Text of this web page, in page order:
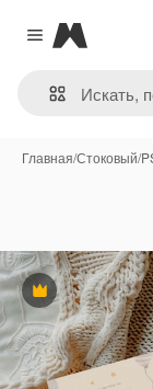
Close menu
Magnific
Главная/Стоковый/
Премиум